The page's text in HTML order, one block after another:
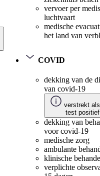
vervoer per
luchtvaart
medische
het land van
COVID
dekking van de
van covid-19
verstrekt
test
dekking van
voor covid-19
medische zorg
ambulante
klinische
verplichte